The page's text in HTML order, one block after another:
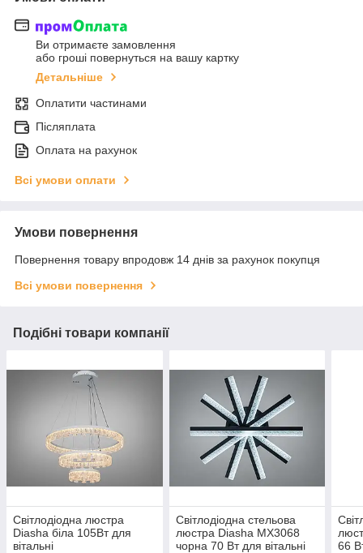
Ви отримаєте замовлення
або гроші повернуться на вашу картку
Детальніше
Оплатити частинами
Післяплата
Оплата на рахунок
Всі умови оплати
Умови повернення
Повернення товару впродовж 14 днів за рахунок покупця
Всі умови повернення
Подібні товари компанії
Світлодіодна люстра
Diasha біла 105Вт для
вітальні
Світлодіодна стельова
люстра Diasha MX3068
чорна 70 Вт для вітальні
66